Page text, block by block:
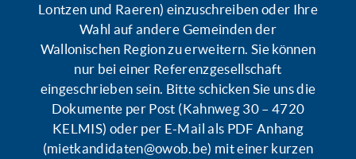
Lontzen und Raeren) einzuschreiben oder Ihre
Wahl auf andere Gemeinden der
Wallonischen Region zu erweitern. Sie können
nur bei einer Referenzgesellschaft
eingeschrieben sein. Bitte schicken Sie uns die
Dokumente per Post (Kahnweg 30 – 4720
KELMIS) oder per E-Mail als PDF Anhang
(mietkandidaten@owob.be) mit einer kurzen